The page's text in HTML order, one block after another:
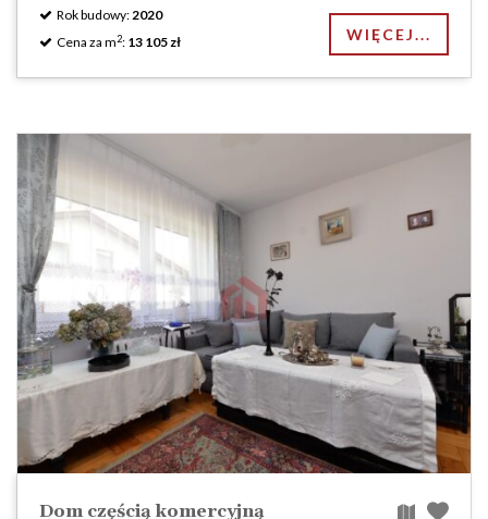
Rok budowy:2020
Cena za m2: 13 105 zł WIĘCEJ...
Dom częścią komercyjną